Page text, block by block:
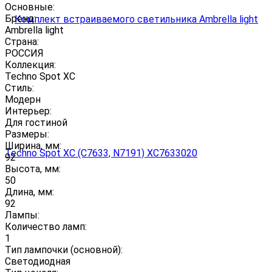
Основные:
Бренд:
Ambrella light
Страна:
РОССИЯ
Коллекция:
Techno Spot XC
Стиль:
Модерн
Интерьер:
Для гостиной
Размеры:
Ширина, мм:
92
Высота, мм:
50
Длина, мм:
92
Лампы:
Количество ламп:
1
Тип лампочки (основной):
Светодиодная